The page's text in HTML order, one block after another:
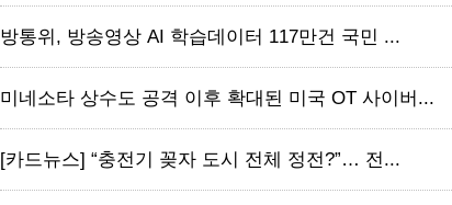
방통위, 방송영상 AI 학습데이터 117만건 국민 ...
미네소타 상수도 공격 이후 확대된 미국 OT 사이버...
[카드뉴스] “충전기 꽂자 도시 전체 정전?”… 전...